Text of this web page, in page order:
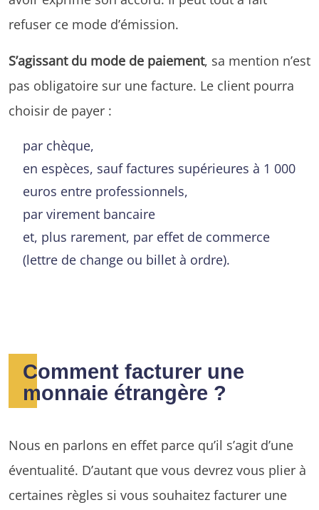
refuser ce mode d’émission.
S’agissant du mode de paiement, sa mention n’est
pas obligatoire sur une facture. Le client pourra
choisir de payer :
par chèque,
en espèces, sauf factures supérieures à 1 000
euros entre professionnels,
par virement bancaire
et, plus rarement, par effet de commerce
(lettre de change ou billet à ordre).
Comment facturer une
monnaie étrangère ?
Nous en parlons en effet parce qu’il s’agit d’une
éventualité. D’autant que vous devrez vous plier à
certaines règles si vous souhaitez facturer une